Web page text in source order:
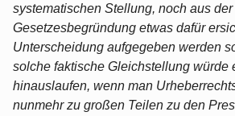
systematischen Stellung, noch aus der
Gesetzesbegründung etwas dafür
Unterscheidung aufgegeben werden
solche faktische Gleichstellung würde
hinauslaufen, wenn man
nunmehr zu großen Teilen zu den